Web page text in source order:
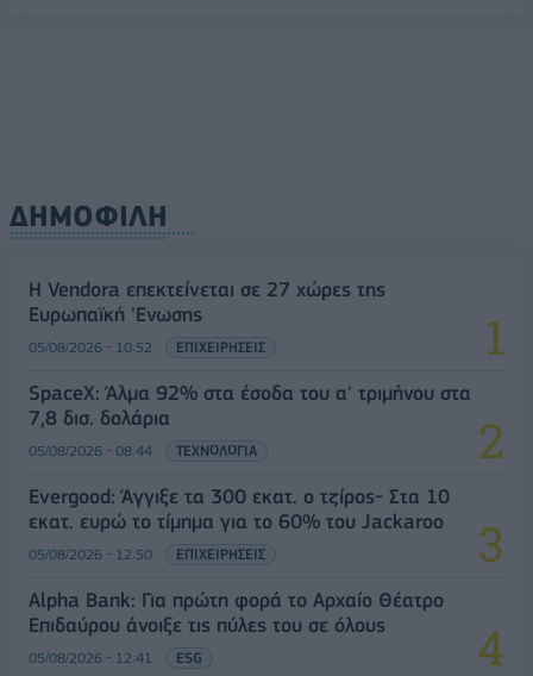
ΔΗΜΟΦΙΛΗ
Η Vendora επεκτείνεται σε 27 χώρες της
Ευρωπαϊκή 'Ενωσης
05/08/2026 - 10:52 ΕΠΙΧΕΙΡΗΣΕΙΣ
SpaceX: Άλμα 92% στα έσοδα του α' τριμήνου στα
7,8 δισ. δολάρια
05/08/2026 - 08:44 ΤΕΧΝΟΛΟΓΙΑ
Evergood: Άγγιξε τα 300 εκατ. ο τζίρος- Στα 10
εκατ. ευρώ το τίμημα για το 60% του Jackaroo
05/08/2026 - 12:50 ΕΠΙΧΕΙΡΗΣΕΙΣ
Alpha Bank: Για πρώτη φορά το Αρχαίο Θέατρο
Επιδαύρου άνοιξε τις πύλες του σε όλους
05/08/2026 - 12:41 ESG